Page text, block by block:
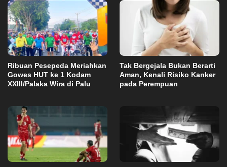
Ribuan Pesepeda Meriahkan
Gowes HUT ke 1 Kodam
XXIII/Palaka Wira di Palu
Tak Bergejala Bukan Berarti
Aman, Kenali Risiko Kanker
pada Perempuan